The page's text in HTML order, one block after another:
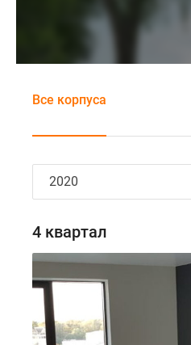
Все корпуса
4 квартал